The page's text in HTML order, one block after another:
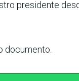
pre­sidente
documento.